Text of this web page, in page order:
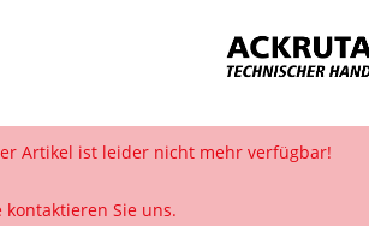
Artikel ist leider nicht mehr verfügbar!
kontaktieren Sie uns.